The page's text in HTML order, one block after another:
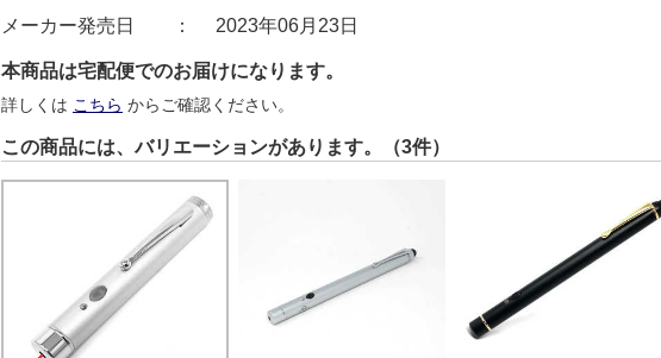
メーカー発売日 ：
2023年06月23日
本商品は宅配便でのお届けになります。
詳しくは こちら からご確認ください。
この商品には、バリエーションがあります。（3件）